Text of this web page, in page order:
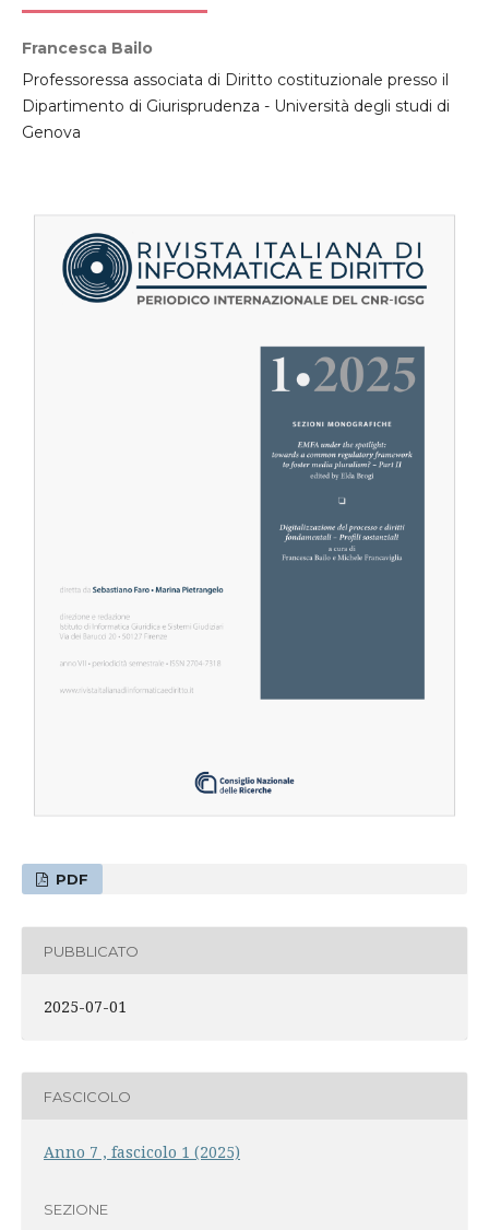
Francesca Bailo
Professoressa associata di Diritto costituzionale presso il
Dipartimento di Giurisprudenza - Università degli studi di
Genova
PDF
PUBBLICATO
2025-07-01
FASCICOLO
Anno 7 , fascicolo 1 (2025)
SEZIONE